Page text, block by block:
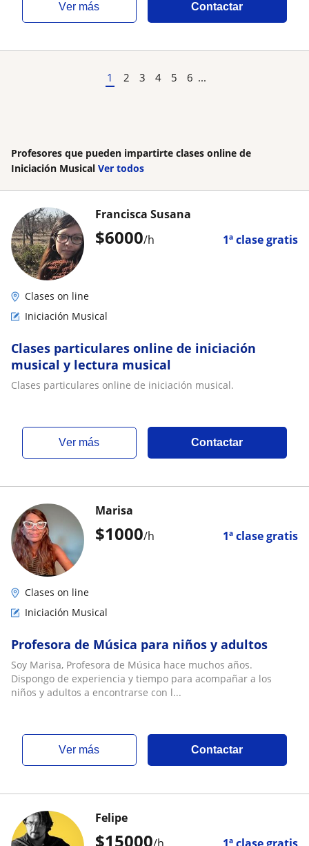
ver más Contactar
1 2 3 4 5 6 ...
Profesores que pueden impartirte clases online de
Iniciación Musical Ver todos
$6000/h 1ª clase gratis
Francisca Susana
Clases on line
Iniciación Musical
Clases particulares online de iniciación
musical y lectura musical
Clases particulares online de iniciación musical.
ver más Contactar
$1000/h 1ª clase gratis
Marisa
Clases on line
Iniciación Musical
Profesora de Música para niños y adultos
Soy Marisa, Profesora de Música hace muchos años.
Dispongo de experiencia y tiempo para acompañar a los
niños y adultos a encontrarse con l...
ver más Contactar
$15000
Felipe